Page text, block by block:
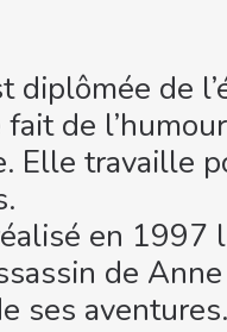
diplômée de
de
Elle travaille
en 1997
de
ses aventures.